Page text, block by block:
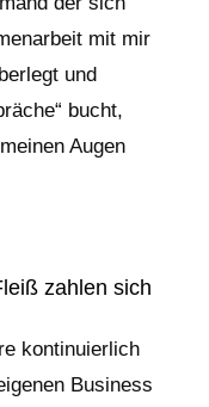
mit mir
und
bucht,
Augen
zahlen sich
kontinuierlich
Business